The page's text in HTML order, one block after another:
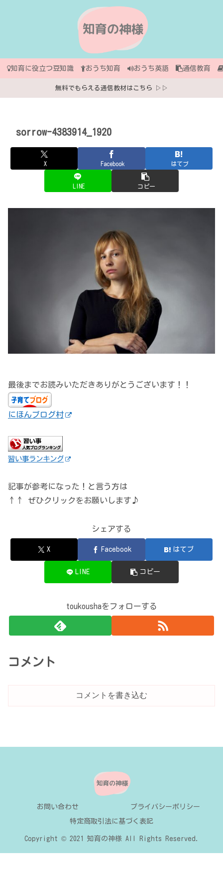
知育に役立つ豆知識 おうち知育 おうち英語 通信教育
無料でもらえる通信教材はこちら ▷▷
sorrow-4383914_1920
X Facebook はてブ
LINE コピー
最後までお読みいただきありがとうございます！！
にほんブログ村
習い事ランキング
記事が参考になった！と言う方は
↑↑ ぜひクリックをお願いします♪
シェアする
X Facebook はてブ
LINE コピー
toukoushaをフォローする
コメント
コメントを書き込む
お問い合わせ プライバシーポリシー
特定商取引法に基づく表記
Copyright © 2021 知育の神様 All Rights Reserved.